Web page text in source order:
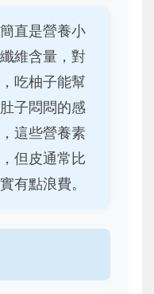
直是營養小
維含量，對
吃柚子能幫
子悶悶的感
這些營養素
但皮通常比
有點浪費。